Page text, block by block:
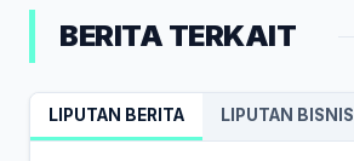
BERITA TERKAIT
LIPUTAN BERITA LIPUTAN BISNIS